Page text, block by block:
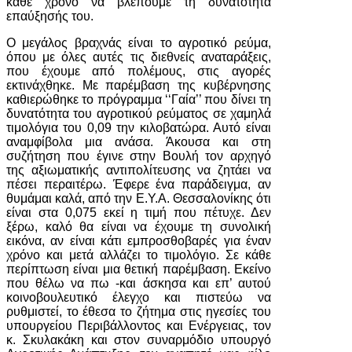
επαύξησής του.
Ο μεγάλος βραχνάς είναι το αγροτικό ρεύμα,
όπου με όλες αυτές τις διεθνείς αναταράξεις,
που έχουμε από πολέμους, στις αγορές
εκτινάχθηκε. Με παρέμβαση της κυβέρνησης
καθιερώθηκε το πρόγραμμα ‘‘Γαία’’ που δίνει τη
δυνατότητα του αγροτικού ρεύματος σε χαμηλά
τιμολόγια του 0,09 την κιλοβατώρα. Αυτό είναι
αναμφίβολα μια ανάσα. Άκουσα και στη
συζήτηση που έγινε στην Βουλή τον αρχηγό
της αξιωματικής αντιπολίτευσης να ζητάει να
πέσει περαιτέρω. Έφερε ένα παράδειγμα, αν
θυμάμαι καλά, από την Ε.Υ.Α. Θεσσαλονίκης ότι
είναι στα 0,075 εκεί η τιμή που πέτυχε. Δεν
ξέρω, καλό θα είναι να έχουμε τη συνολική
εικόνα, αν είναι κάτι εμπροσθοβαρές για έναν
χρόνο και μετά αλλάζει το τιμολόγιο. Σε κάθε
περίπτωση είναι μια θετική παρέμβαση. Εκείνο
που θέλω να πω -και άσκησα και επ’ αυτού
κοινοβουλευτικό έλεγχο και πιστεύω να
ρυθμιστεί, το έθεσα το ζήτημα στις ηγεσίες του
υπουργείου Περιβάλλοντος και Ενέργειας, τον
κ. Σκυλακάκη και στον συναρμόδιο υπουργό